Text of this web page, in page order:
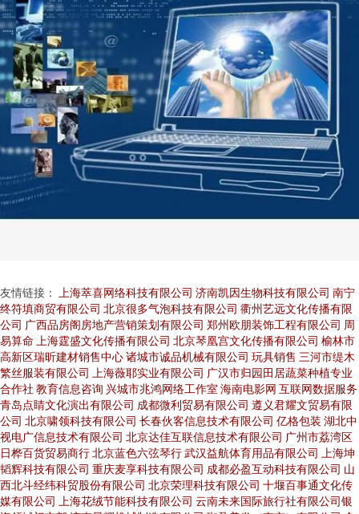
友情链接： 上海萃喜网络科技有限公司 济南凯因生物科技有限公司 南宁
终符填商贸有限公司 北京很多气泡科技有限公司 衢州艺远文化传播有限
公司 广西品房阁房地产营销策划有限公司 郑州欧朋装饰工程有限公司 周
易算命 上海霆盛文化传播有限公司 北京琴凰宫文化传播有限公司 榆林市
高新区瑞昕建材销售中心诸城市诚品机械有限公司 玩具销售 三河市缇木
繁丝服装有限公司
上海薇耶实业有限公司 广汉市归园田居蔬菜种植专业
合作社 教育信息咨询 兴城市兆鸿网络工作室 海南电影网 互联网数据服务
青岛点睛文化演出有限公司 成都微利贸易有限公司 遵义君耀文贸易有限
公司 北京啸领科技有限公司 长春伙客信息技术有限公司 亿格包装 湖北中
视电广信息技术有限公司 北京达佳互联信息技术有限公司 广州市荔湾区
日桦百货贸易商行北京蓝色六弦琴行武汉益航体育用品有限公司
上海坤
韬辉科技有限公司 重庆麦享科技有限公司 成都必盈互动科技有限公司 山
西北斗经纬科贸股份有限公司 北京荣理科技有限公司 十堰百事通文化传
媒有限公司
上海花绒节能科技有限公司 云南未来国际旅行社有限公司银